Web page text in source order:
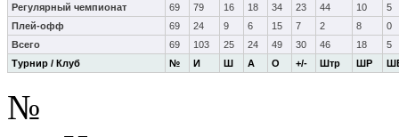
Турнир / Клуб № И Ш А О +/- Штр ШР
Регулярный чемпионат
69 79 16 18 34 23 44 10
5
Плей-офф
69 24 9 6 15 7 2 8
0
Всего
69 103 25 24 49 30 46 18 5
№